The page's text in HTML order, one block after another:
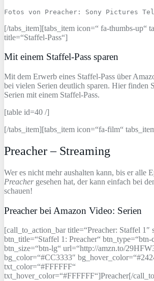
Fotos von Preacher: Sony Pictures
[/tabs_item][tabs_item icon=“ fa-thumbs-up“
title=“Staffel-Pass“]
Mit einem Staffel-Pass sparen
Mit dem Erwerb eines Staffel-Pass über
bei vielen Serien deutlich sparen. Hier finden
Serien mit einem Staffel-Pass.
[table id=40 /]
[/tabs_item][tabs_item icon=“fa-film“
Preacher – Streaming
Wer es nicht mehr aushalten kann, bis er alle
Preachergesehen hat, der kann einfach bei
schauen!
Preacher bei Amazon Video: Serien
[call_to_action_bar title=“Preacher: Staffel 1″
btn_title=“Staffel 1: Preacher“ btn_type=“btn-
btn_size=“btn-lg“ url=“http://amzn.to/
bg_color=“#CC3333″
txt_color=“#FFFFFF“
txt_hover_color=“#FFFFFF“]Preacher[/